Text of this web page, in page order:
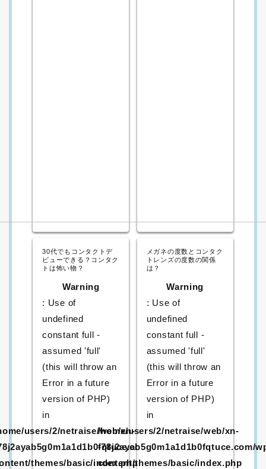
30代でもコンタクトデ
ビューできる？コンタク
トは怖い物？
Warning
: Use of
undefined
constant full -
assumed 'full'
(this will throw an
Error in a future
version of PHP)
in
users/2/netraise/web/xn-
wp-
themes/basic/index.php
メガネの度数とコンタク
トレンズの度数の関係
は？
Warning
: Use of
undefined
constant full -
assumed 'full'
(this will throw an
Error in a future
version of PHP)
in
/home/users/2/netraise/web/xn-
-78j2ayab5g0m1a1d1b0fqtuce.com/
content/themes/basic/index.php